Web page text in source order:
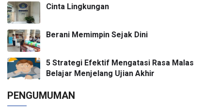
Cinta Lingkungan
Berani Memimpin Sejak Dini
5 Strategi Efektif Mengatasi Rasa Malas
Belajar Menjelang Ujian Akhir
PENGUMUMAN